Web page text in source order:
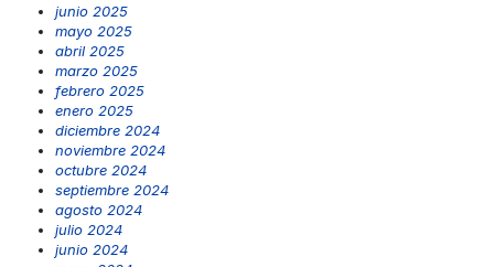
junio 2025
mayo 2025
abril 2025
marzo 2025
febrero 2025
enero 2025
diciembre 2024
noviembre 2024
octubre 2024
septiembre 2024
agosto 2024
julio 2024
junio 2024